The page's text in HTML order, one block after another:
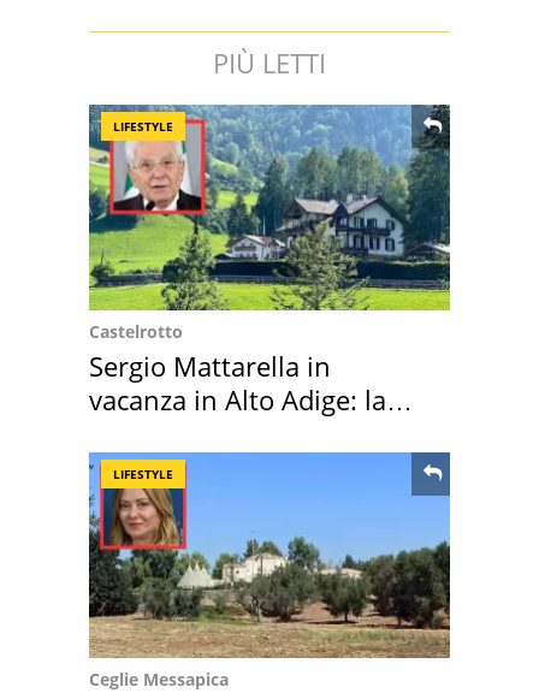
PIÙ LETTI
LIFESTYLE
Castelrotto
Sergio Mattarella in
vacanza in Alto Adige: la
LIFESTYLE
Ceglie Messapica